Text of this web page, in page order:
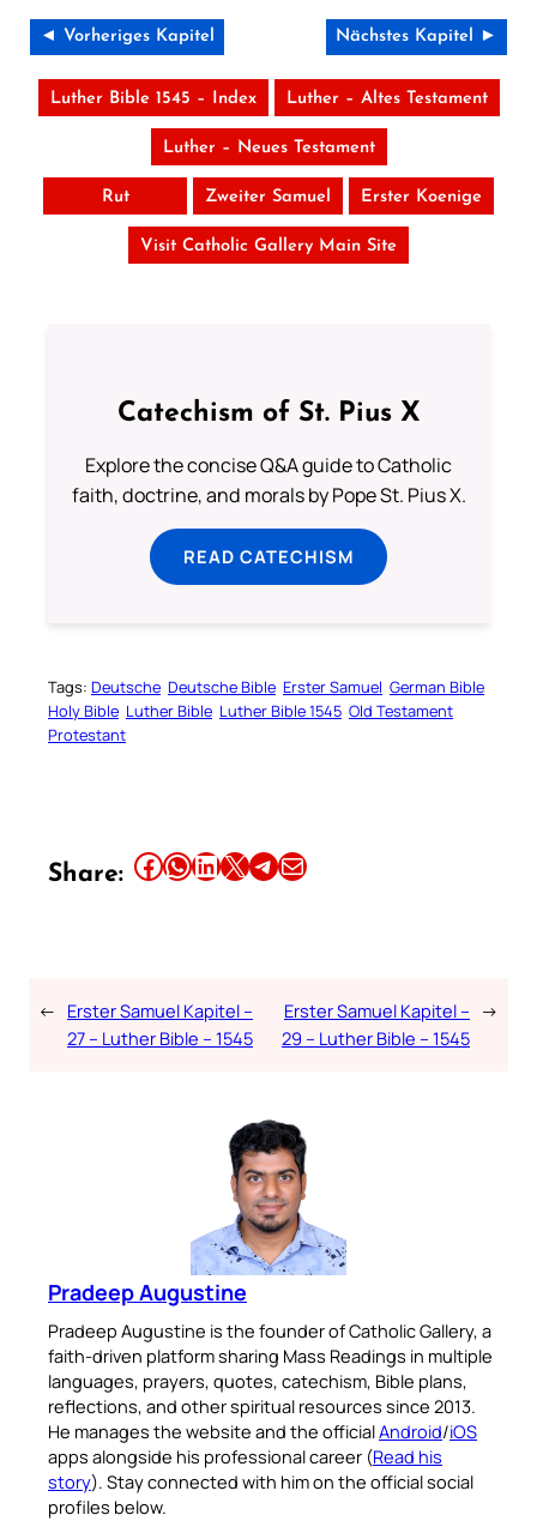
◄ Vorheriges Kapitel Nächstes Kapitel ►
Luther Bible 1545 – Index Luther – Altes Testament
Luther – Neues Testament
Rut Zweiter Samuel Erster Koenige
Visit Catholic Gallery Main Site
Catechism of St. Pius X
Explore the concise Q&A guide to Catholic
faith, doctrine, and morals by Pope St. Pius X.
READ CATECHISM
Tags: Deutsche Deutsche Bible Erster Samuel German Bible
Holy Bible Luther Bible Luther Bible 1545 Old Testament
Protestant
Share: Share this article on Facebook Share this article on WhatsApp Share this article on LinkedIn Share this article on X Share this article on TelegramEmail this Article
← Erster Samuel Kapitel –
27 – Luther Bible – 1545
Erster Samuel Kapitel –
29 – Luther Bible – 1545
→
Pradeep Augustine
Pradeep Augustine is the founder of Catholic Gallery, a
faith-driven platform sharing Mass Readings in multiple
languages, prayers, quotes, catechism, Bible plans,
reflections, and other spiritual resources since 2013.
He manages the website and the officialAndroid/iOS
apps alongside his professional career (Read his
story). Stay connected with him on the official social
profiles below.